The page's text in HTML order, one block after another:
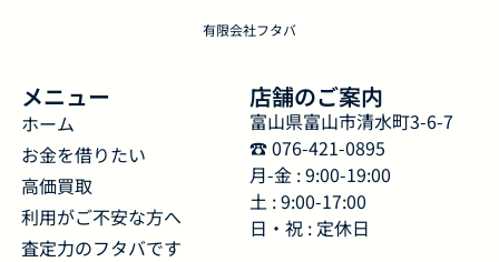
有限会社フタバ
メニュー
ホーム
お金を借りたい
高価買取
利用がご不安な方へ
査定力のフタバです
店舗のご案内
富山県富山市清水町3-6-7
☎︎ 076-421-0895
月-金 : 9:00-19:00
土 : 9:00-17:00
日・祝 : 定休日